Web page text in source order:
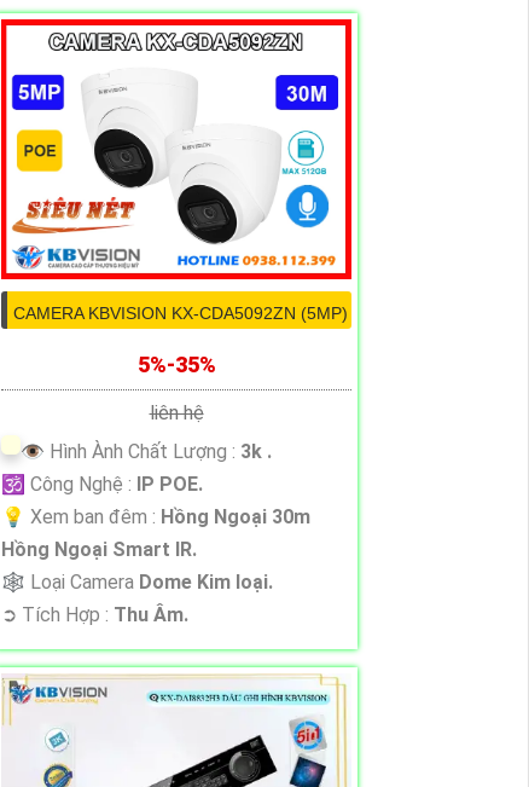
CAMERA KBVISION KX-CDA5092ZN (5MP)
5%-35%
liên hệ
👁 Hình Ành Chất Lượng : 3k .
🕉️ Công Nghệ :
IP POE.
💡 Xem ban đêm : Hồng Ngoại 30m
Hồng Ngoại Smart IR.
🕸️ Loại Camera Dome Kim loại.
️➲ Tích Hợp : Thu Âm.